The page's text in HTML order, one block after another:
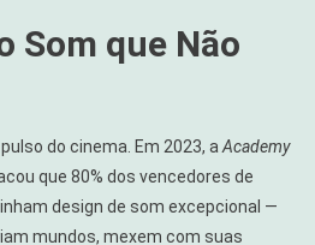
Som que Não
do cinema. Em 2023, a Academy
que 80% dos vencedores de
design de som excepcional —
mundos, mexem com suas